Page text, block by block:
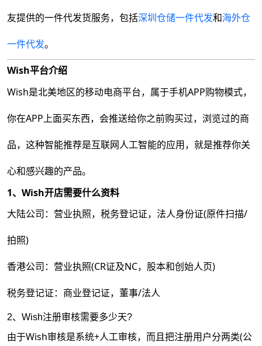
友提供的一件代发货服务，包括深圳仓储一件代发和海外仓
一件代发。
Wish平台介绍
Wish是北美地区的移动电商平台，属于手机APP购物模式，
你在APP上面买东西，会推送给你之前购买过，浏览过的商
品，这种智能推荐是互联网人工智能的应用，就是推荐你关
心和感兴趣的产品。
1、Wish开店需要什么资料
大陆公司：营业执照，税务登记证，法人身份证(原件扫描/
拍照)
香港公司：营业执照(CR证及NC，股本和创始人页)
税务登记证：商业登记证，董事/法人
2、Wish注册审核需要多少天?
由于Wish审核是系统+人工审核，而且把注册用户分两类(公